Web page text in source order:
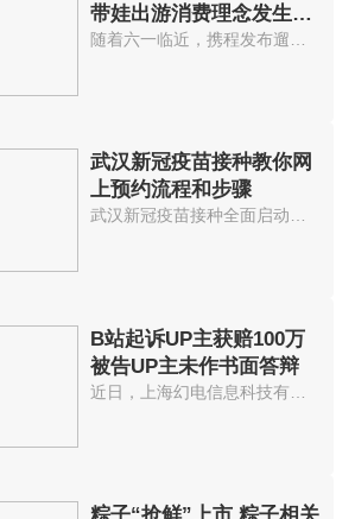
带娃出游消费理念发生变
化
随着六一临近，携程发布遛娃出游...
武汉新冠疫苗接种教你网
上预约流程和步骤
武汉新冠疫苗接种全面启动网上预...
B站起诉UP主获赔100万
被告UP主未作书面答辩
粽子“抢鲜”上市 粽子相关